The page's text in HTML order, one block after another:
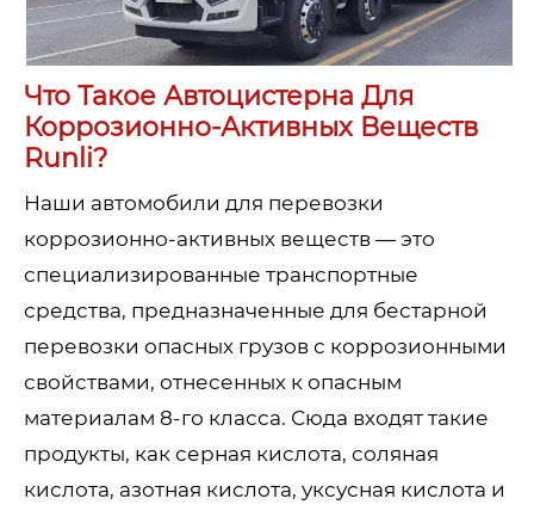
Что Такое Автоцистерна Для
Коррозионно-Активных Веществ
Runli?
Наши автомобили для перевозки
коррозионно-активных веществ — это
специализированные транспортные
средства, предназначенные для бестарной
перевозки опасных грузов с коррозионными
свойствами, отнесенных к опасным
материалам 8-го класса. Сюда входят такие
продукты, как серная кислота, соляная
кислота, азотная кислота, уксусная кислота и